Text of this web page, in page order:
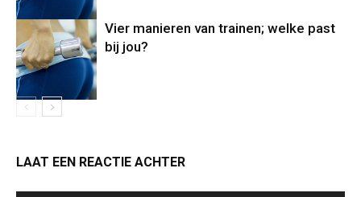
Vier manieren van trainen; welke past
bij jou?
LAAT EEN REACTIE ACHTER